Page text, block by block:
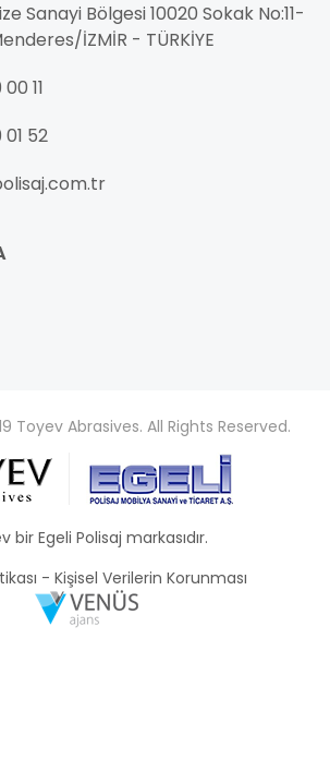
Sanayi Bölgesi 10020 Sokak No:11-
İZMİR - TÜRKİYE
11
52
Toyev Abrasives. All Rights Reserved.
bir Egeli Polisaj markasıdır.
- Kişisel Verilerin Korunması